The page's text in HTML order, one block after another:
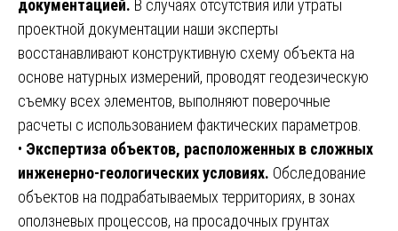
документацией. В случаях отсутствия или утраты
проектной документации наши эксперты
восстанавливают конструктивную схему объекта на
основе натурных измерений, проводят геодезическую
съемку всех элементов, выполняют поверочные
расчеты с использованием фактических параметров.
• Экспертиза объектов, расположенных в сложных
инженерно-геологических условиях. Обследование
объектов на подрабатываемых территориях, в зонах
оползневых процессов, на просадочных грунтах